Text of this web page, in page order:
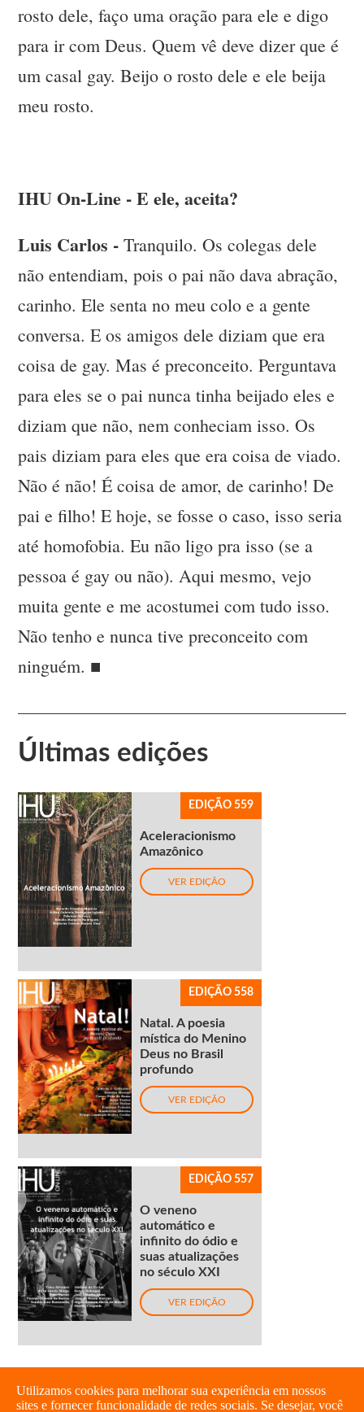
rosto dele, faço uma oração para ele e digo
para ir com Deus. Quem vê deve dizer que é
um casal gay. Beijo o rosto dele e ele beija
meu rosto.
IHU On-Line - E ele, aceita?
Luis Carlos - Tranquilo. Os colegas dele
não entendiam, pois o pai não dava abração,
carinho. Ele senta no meu colo e a gente
conversa. E os amigos dele diziam que era
coisa de gay. Mas é preconceito. Perguntava
para eles se o pai nunca tinha beijado eles e
diziam que não, nem conheciam isso. Os
pais diziam para eles que era coisa de viado.
Não é não! É coisa de amor, de carinho! De
pai e filho! E hoje, se fosse o caso, isso seria
até homofobia. Eu não ligo pra isso (se a
pessoa é gay ou não). Aqui mesmo, vejo
muita gente e me acostumei com tudo isso.
Não tenho e nunca tive preconceito com
ninguém. ■
Últimas edições
EDIÇÃO 559
Aceleracionismo
Amazônico
VER EDIÇÃO
EDIÇÃO 558
Natal. A poesia
mística do Menino
Deus no Brasil
profundo
VER EDIÇÃO
EDIÇÃO 557
O veneno
automático e
infinito do ódio e
suas atualizações
no século XXI
VER EDIÇÃO
Utilizamos cookies para melhorar sua experiência em nossos
sites e fornecer funcionalidade de redes sociais. Se desejar, você